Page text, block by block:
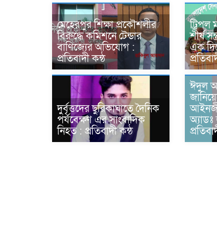
মেহেরপুর শিক্ষা প্রকৌশলীর
বিরুদ্ধে কমিশনে টেন্ডার
বাণিজ্যের অভিযোগ :
প্রতিবাদী কন্ঠ
ট্রিপল
শীর্ষ
এক
দুর্বৃত্তদের ছুরিকাঘাতে দৈনিক
পর্যবেক্ষণ এর সাংবাদিক
নিহত : প্রতিবাদী কন্ঠ
ঈদুল
অ্যাডঃ